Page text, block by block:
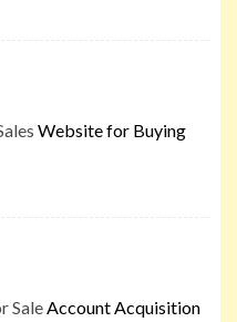
Website for Buying
SaleAccount Acquisition